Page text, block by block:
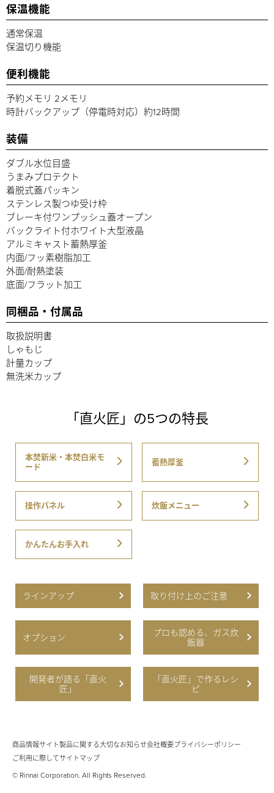
保温機能
通常保温
保温切り機能
便利機能
予約メモリ 2メモリ
時計バックアップ（停電時対応）約12時間
装備
ダブル水位目盛
うまみプロテクト
着脱式蓋パッキン
ステンレス製つゆ受け枠
ブレーキ付ワンプッシュ蓋オープン
バックライト付ホワイト大型液晶
アルミキャスト蓄熱厚釜
内面/フッ素樹脂加工
外面/耐熱塗装
底面/フラット加工
同梱品・付属品
取扱説明書
しゃもじ
計量カップ
無洗米カップ
「直火匠」の5つの特長
本焚新米・本焚白米モ
ード
蓄熱厚釜
操作パネル 炊飯メニュー
かんたんお手入れ
ラインアップ 取り付け上のご注意
オプション
プロも認める、ガス炊
飯器
開発者が語る「直火
匠」
「直火匠」で作るレシ
ピ
商品情報サイト製品に関する大切なお知らせ会社概要プライバシーポリシー
ご利用に際してサイトマップ
© Rinnai Corporation. All Rights Reserved.